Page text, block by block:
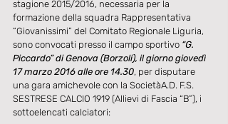
stagione 2015/2016, necessaria per la
formazione della squadra Rappresentativa
“Giovanissimi” del Comitato Regionale Liguria,
sono convocati presso il campo sportivo “G.
Piccardo” di Genova (Borzoli), il giorno giovedì
17 marzo 2016 alle ore 14.30, per disputare
una gara amichevole con la SocietàA.D. F.S.
SESTRESE CALCIO 1919 (Allievi di Fascia “B”), i
sottoelencati calciatori: